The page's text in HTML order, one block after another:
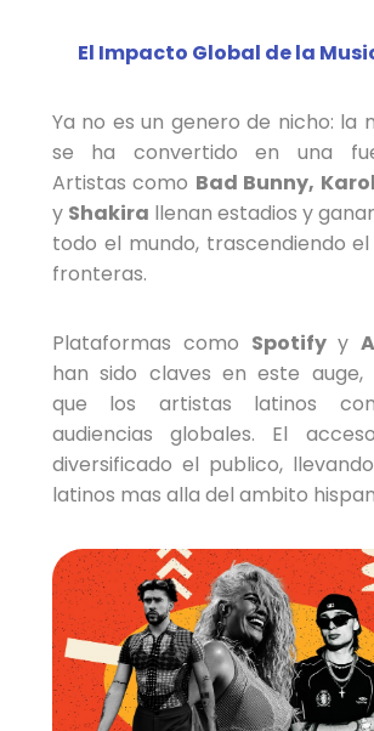
El Impacto Global de la
Ya no es un genero de nicho: la
se ha convertido en una
Artistas como Bad Bunny,
y Shakira llenan estadios y
todo el mundo, trascendiendo
fronteras.
Plataformas como Spotifyy
han sido claves en este auge,
que los artistas latinos
audiencias globales. El
diversificado el publico,
latinos mas alla del ambito